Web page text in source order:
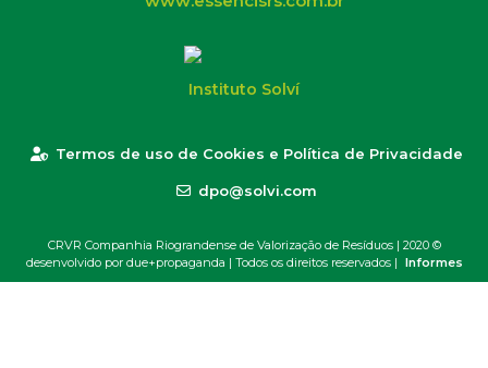
Instituto Solví
Termos de uso de Cookies e Política de Privacidade
dpo@solvi.com
CRVR Companhia Riograndense de Valorização de Resíduos | 2020 ©
desenvolvido por due+propaganda | Todos os direitos reservados | Informes